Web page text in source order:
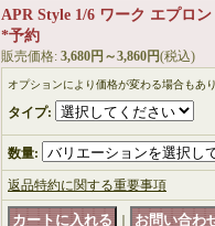
APR Style 1/6 ワーク エプロ
*予約
販売価格: 3,680円～3,860円(税込)
オプションにより価格が変わる場合もあ
タイプ:
数量:
返品特約に関する重要事項